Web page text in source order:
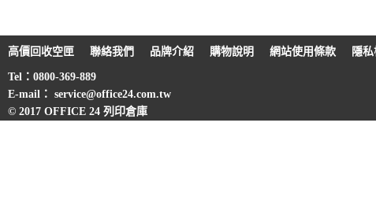
高價回收空匣 聯絡我們 品牌介紹 購物說明 網站使用條款 隱
Tel：0800-369-889
E-mail： service@office24.com.tw
© 2017 OFFICE 24 列印倉庫